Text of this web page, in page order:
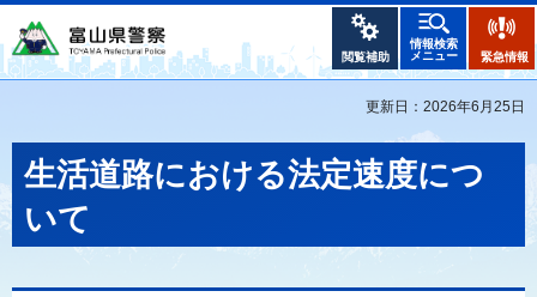
閲覧補助
情報検索
メニュー
緊急情報
更新日：2026年6月25日
生活道路における法定速度につ
いて